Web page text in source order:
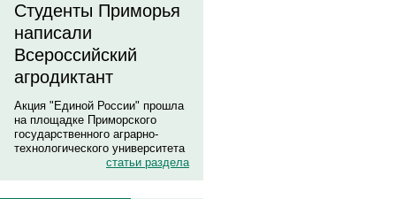
Студенты Приморья
написали
Всероссийский
агродиктант
Акция "Единой России" прошла
на площадке Приморского
государственного аграрно-
технологического университета
статьи раздела